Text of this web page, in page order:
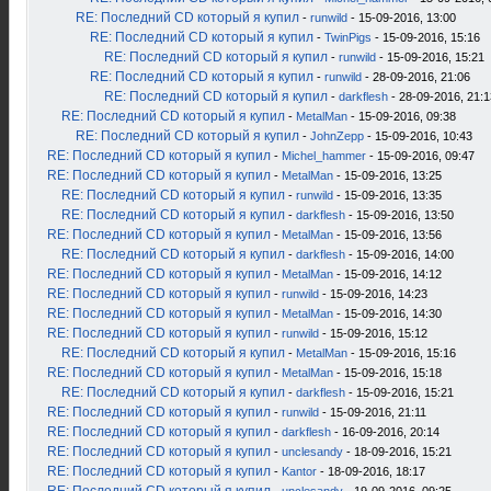
RE: Последний CD который я купил - runwild - 15-09-2016, 13:00
RE: Последний CD который я купил - TwinPigs - 15-09-2016, 15:16
RE: Последний CD который я купил - runwild - 15-09-2016, 15:21
RE: Последний CD который я купил - runwild - 28-09-2016, 21:06
RE: Последний CD который я купил - darkflesh - 28-09-2016,
RE: Последний CD который я купил - MetalMan - 15-09-2016, 09:38
RE: Последний CD который я купил - JohnZepp - 15-09-2016, 10:43
RE: Последний CD который я купил - Michel_hammer - 15-09-2016, 09:47
RE: Последний CD который я купил - MetalMan - 15-09-2016, 13:25
RE: Последний CD который я купил - runwild - 15-09-2016, 13:35
RE: Последний CD который я купил - darkflesh - 15-09-2016, 13:50
RE: Последний CD который я купил - MetalMan - 15-09-2016, 13:56
RE: Последний CD который я купил - darkflesh - 15-09-2016, 14:00
RE: Последний CD который я купил - MetalMan - 15-09-2016, 14:12
RE: Последний CD который я купил - runwild - 15-09-2016, 14:23
RE: Последний CD который я купил - MetalMan - 15-09-2016, 14:30
RE: Последний CD который я купил - runwild - 15-09-2016, 15:12
RE: Последний CD который я купил - MetalMan - 15-09-2016, 15:16
RE: Последний CD который я купил - MetalMan - 15-09-2016, 15:18
RE: Последний CD который я купил - darkflesh - 15-09-2016, 15:21
RE: Последний CD который я купил - runwild - 15-09-2016, 21:11
RE: Последний CD который я купил - darkflesh - 16-09-2016, 20:14
RE: Последний CD который я купил - unclesandy - 18-09-2016, 15:21
RE: Последний CD который я купил - Kantor - 18-09-2016, 18:17